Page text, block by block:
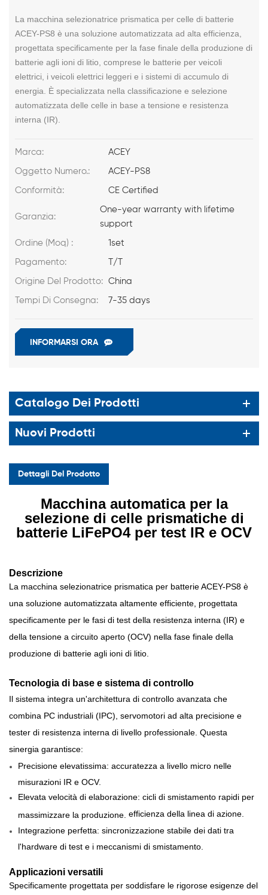
La macchina selezionatrice prismatica per celle di batterie
ACEY-PS8 è una soluzione automatizzata ad alta efficienza,
progettata specificamente per la fase finale della produzione di
batterie agli ioni di litio, comprese le batterie per veicoli
elettrici, i veicoli elettrici leggeri e i sistemi di accumulo di
energia. È specializzata nella classificazione e selezione
automatizzata delle celle in base a tensione e resistenza
interna (IR).
Marca: ACEY
Oggetto Numero.: ACEY-PS8
Conformità: CE Certified
Garanzia:
One-year warranty with lifetime
support
Ordine (Moq) : 1set
Pagamento: T/T
Origine Del Prodotto: China
Tempi Di Consegna: 7-35 days
INFORMARSI ORA
Catalogo Dei Prodotti
Nuovi Prodotti
Dettagli Del Prodotto
Macchina automatica per la
selezione di celle prismatiche di
batterie LiFePO4 per test IR e OCV
Descrizione
La macchina selezionatrice prismatica per batterie ACEY-PS8 è
una soluzione automatizzata altamente efficiente, progettata
specificamente per le fasi di test della resistenza interna (IR) e
della tensione a circuito aperto (OCV) nella fase finale della
produzione di batterie agli ioni di litio.
Tecnologia di base e sistema di controllo
Il sistema integra un'architettura di controllo avanzata che
combina PC industriali (IPC), servomotori ad alta precisione e
tester di resistenza interna di livello professionale. Questa
sinergia garantisce:
Precisione elevatissima: accuratezza a livello micro nelle
misurazioni IR e OCV.
Elevata velocità di elaborazione: cicli di smistamento rapidi per
massimizzare la produzione. efficienza della linea di azione.
Integrazione perfetta: sincronizzazione stabile dei dati tra
l'hardware di test e i meccanismi di smistamento.
Applicazioni versatili
Specificamente progettata per soddisfare le rigorose esigenze del